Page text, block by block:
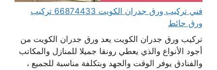
فني تركيب ورق جدران الكويت 66874433 تركيب
ورق حائط
تركيب ورق جدران الكويت يعد ورق جدران الكويت من
أجود الأنواع والذي يعطي رونقا جميلا للمنازل والمكاتب
والفنادق يوفر الوقت والجهد وبتكلفة مناسبة للجميع ،